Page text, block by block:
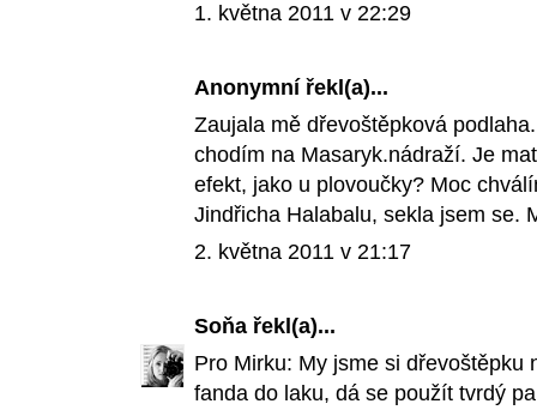
1. května 2011 v 22:29
Anonymní řekl(a)...
Zaujala mě dřevoštěpková
chodím na Masaryk.nádraží. Je
efekt, jako u plovoučky? Moc
Jindřicha Halabalu, sekla jsem se.
2. května 2011 v 21:17
Soňa řekl(a)...
Pro Mirku: My jsme si dřevoštěpku
fanda do laku, dá se použít tvrdý